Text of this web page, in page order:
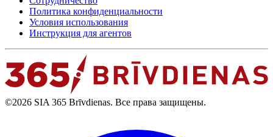
Политика конфиденциальности
Условия использования
Инструкция для агентов
©2026 SIA 365 Brīvdienas. Все права защищены.